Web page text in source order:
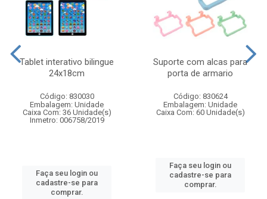
Tablet interativo bilingue
24x18cm
Código: 830030
Embalagem: Unidade
Caixa Com: 36 Unidade(s)
Inmetro: 006758/2019
Faça seu login ou
cadastre-se para
comprar.
Suporte com alcas para
porta de armario
Código: 830624
Embalagem: Unidade
Caixa Com: 60 Unidade(s)
Faça seu login ou
cadastre-se para
comprar.